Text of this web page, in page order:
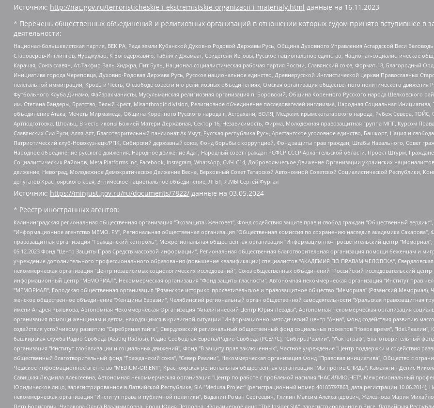
Источник: http://nac.gov.ru/terroristicheskie-i-ekstremistskie-organizacii-i-materialy.html данные на 16.11.2023
* Перечень общественных объединений и религиозных организаций в отношении которых судом принято вступившее в
деятельности:
Национал-большевистская партия, ВЕК РА, Рада земли Кубанской Духовно Родовой Державы Русь, Община Духовного Управления Асгардской Веси
Староверов-Инглингов, Нурджулар, К Богодержавию, Таблиги Джамаат, Свидетели Иеговы, Русское национальное единство, Национал-социалистическое
Карачая, Союз славян, Ат-Такфир Валь-Хиджра, Пит Буль, Национал-социалистическая рабочая партия России, Славянский союз, Формат-18, Благородный
Инициатива города Череповца, Духовно-Родовая Держава Русь, Русское национальное единство, Древнерусской Инглистической церкви Православных
нелегальной иммиграции, Кровь и Честь, О свободе совести и о религиозных объединениях, Омская организация общественного политического движения
Футбольного Клуба Динамо, Файзрахманисты, Мусульманская религиозная организация п. Боровский, Община Коренного Русского народа Щелковского
им. Степана Бандеры, Братство, Белый Крест, Misanthropic division, Религиозное объединение последователей инглиизма, Народная Социальная
объединение Атака, Мечеть Мирмамеда, Община Коренного Русского народа г. Астрахани, ВОЛЯ, Меджлис крымскотатарского народа, Рубеж Севера, ТОЙС,
Артподготовка, Штольц, В честь иконы Божией Матери Державная, Сектор 16, Независимость, Фирма, Молодежная правозащитная группа МПГ, Курсом
Славянских Сил Руси, Алля-Аят, Благотворительный пансионат Ак Умут, Русская республика Русь, Арестантское уголовное единство, Башкорт, Нация и
Патриотический клуб-Новокузнецк/РПК, Сибирский державный союз, Фонд борьбы с коррупцией, Фонд защиты прав граждан, Штабы Навального, Совет
Народное объединение русского движения, Народное движение Адат, Народный совет граждан РСФСР СССР Архангельской области, Проект Штурм,
Социалистических Районов, Meta Platforms Inc, Facebook, Instagram, WhatsApp, СИЧ-С14, Добровольческое Движение Организации украинских
движение, Невоград, Молодежное Демократическое Движение Весна, Верховный Совет Татарской Автономной Советской Социалистической Республики,
депутатов Красноярского края, Этническое национальное объединение, ЛГБТ, Я.МЫ Сергей Фургал
Источник: https://minjust.gov.ru/ru/documents/7822/ данные на 03.05.2024
* Реестр иностранных агентов:
Калининградская региональная общественная организация "Экозащита!-Женсовет", Фонд содействия защите прав и свобод граждан "Общественный вердикт", Фонд "Институт Развития Свободы Информации", Частное учреждение "Информационное агентство МЕМО. РУ", Региональная общественная организация "Общественная комиссия по сохранению наследия академика Сахарова", Фонд поддержки свободы прессы, Санкт-Петербургская общественная правозащитная организация "Гражданский контроль", Межрегиональная общественная организация "Информационно-просветительский центр "Мемориал", Региональный Фонд "Центр Защиты Прав Средств Массовой Информации", с 05.12.2023 Фонд "Центр Защиты Прав Средств массовой информации", Региональная общественная благотворительная организация помощи беженцам и мигрантам "Гражданское содействие", Негосударственное образовательное учреждение дополнительного профессионального образования (повышение квалификации) специалистов "АКАДЕМИЯ ПО ПРАВАМ ЧЕЛОВЕКА", Свердловская региональная общественная организация "Сутяжник", Автономная некоммерческая организация "Центр независимых социологических исследований", Союз общественных объединений "Российский исследовательский центр по правам человека", Региональное общественное учреждение научно-информационный центр "МЕМОРИАЛ", Некоммерческая организация "Фонд защиты гласности", Автономная некоммерческая организация "Институт прав человека", Городская общественная организация "Екатеринбургское общество "МЕМОРИАЛ", Городская общественная организация "Рязанское историко-просветительское и правозащитное общество "Мемориал" (Рязанский Мемориал), Челябинский региональный орган общественной самодеятельности – женское общественное объединение "Женщины Евразии", Челябинский региональный орган общественной самодеятельности "Уральская правозащитная группа", Фонд содействия защите здоровья и социальной справедливости имени Андрея Рылькова, Автономная Некоммерческая Организация "Аналитический Центр Юрия Левады", Автономная некоммерческая организация социальной поддержки населения "Проект Апрель", Региональная общественная организация помощи женщинам и детям, находящимся в кризисной ситуации "Информационно-методический центр "Анна", Фонд содействия развитию массовых коммуникаций и правовому просвещению "Так-так-Так", Фонд содействия устойчивому развитию "Серебряная тайга", Свердловский региональный общественный фонд социальных проектов "Новое время", "Idel.Реалии", Кавказ.Реалии, Крым.Реалии, Телеканал Настоящее Время, Татаро-башкирская служба Радио Свобода (Azatliq Radiosi), Радио Свободная Европа/Радио Свобода (PCE/PC), "Сибирь.Реалии", "Фактограф", Благотворительный фонд помощи осужденным и их семьям, Автономная некоммерческая организация "Институт глобализации и социальных движений", Фонд "В защиту прав заключенных", Частное учреждение "Центр поддержки и содействия развитию средств массовой информации", Пензенский региональный общественный благотворительный фонд "Гражданский союз", "Север.Реалии", Некоммерческая организация Фонд "Правовая инициатива", Общество с ограниченной ответственностью "Радио Свободная Европа/Радио Свобода", Чешское информационное агентство "MEDIUM-ORIENT", Красноярская региональная общественная организация "Мы против СПИДа", Камалягин Денис Николаевич, Маркелов Сергей Евгеньевич, Пономарев Лев Александрович, Савицкая Людмила Алексеевна, Автономная некоммерческая организация "Центр по работе с проблемой насилия "НАСИЛИЮ.НЕТ", Межрегиональный профессиональный союз работников здравоохранения "Альянс врачей", Юридическое лицо, зарегистрированное в Латвийской Республике, SIA "Medusa Project" (регистрационный номер 40103797863, дата регистрации 10.06.2014), Некоммерческая организация "Фонд по борьбе с коррупцией", Автономная некоммерческая организация "Институт права и публичной политики", Баданин Роман Сергеевич, Гликин Максим Александрович, Железнова Мария Михайловна, Лукьянова Юлия Сергеевна, Маетная Елизавета Витальевна, Маняхин Петр Борисович, Чуракова Ольга Владимировна, Ярош Юлия Петровна, Юридическое лицо "The Insider SIA", зарегистрированное в Риге, Латвийская Республика (дата регистрации 26.06.2015), являющееся администратором доменного имени интернет-издания "The Insider SIA", https://theins.ru, Постернак Алексей Евгеньевич, Рубин Михаил Аркадьевич, Анин Роман Александрович, Юридическое лицо Istories fonds, зарегистрированное в Латвийской Республике (регистрационный номер 50008295751, дата регистрации 24.02.2020), Великовский Дмитрий Александрович, Долинина Ирина Николаевна, Мароховская Алеся Алексеевна, Шлейнов Роман Юрьевич, Шмагун Олеся Валентиновна, Общество с ограниченной ответственностью "Альтаир 2021", Общество с ограниченной ответственностью "Вега 2021", Общество с ограниченной ответственностью "Главный редактор 2021", Общество с ограниченной ответственностью "Ромашки монолит", Важенков Артем Валерьевич, Ивановская областная общественная организация "Центр гендерных исследований", Гурман Юрий Альбертович, Медиапроект "ОВД-Инфо", Егоров Владимир Владимирович, Жилинский Владимир Александрович, Общество с ограниченной ответственностью "ЗП", Иванова София Юрьевна, Карезина Инна Павловна, Кильтау Екатерина Викторовна, Петров Алексей Викторович, Пискунов Сергей Евгеньевич, Смирнов Сергей Сергеевич, Тихонов Михаил Сергеевич, Общество с ограниченной ответственностью "ЖУРНАЛИСТ-ИНОСТРАННЫЙ АГЕНТ", Арапова Галина Юрьевна, Вольтская Татьяна Анатольевна, Американская компания "Mason G.E.S. Anonymous Foundation" (США), являющаяся владельцем интернет-издания https://mnews.world/, Компания "Stichting Bellingcat", зарегистрированная в Нидерландах (дата регистрации 11.07.2018), Захаров Андрей Вячеславович, Клепиковская Екатерина Дмитриевна, Общество с ограниченной ответственностью "МЕМО", Перл Роман Александрович, Симонов Евгений Алексеевич, Соловьева Елена Анатольевна, Сотников Даниил Владимирович, Сурначева Елизавета Дмитриевна, Автономная некоммерческая организация по защите прав человека и информированию населения "Якутия – Наше Мнение", Общество с ограниченной ответственностью "Москоу диджитал медиа", с 26.01.2023 Общество с ограниченной ответственностью "Чайка Белые сады", Ветошкина Валерия Валерьевна, Заговора Максим Александрович, Межрегиональное общественное движение "Российская ЛГБТ - сеть", Оленичев Максим Владимирович, Павлов Иван Юрьевич, Скворцова Елена Сергеевна, Общество с ограниченной ответственностью "Как бы инагент", Кочетков Игорь Викторович, Общество с ограниченной ответственностью "Честные выборы", Еланчик Олег Александрович, Общество с ограниченной ответственностью "Нобелевский призыв", Гималова Регина Эмилевна, Григорьев Андрей Валерьевич, Григорьева Алина Александровна, Ассоциация по содействию защите прав призывников, альтернативнослужащих и военнослужащих "Правозащитная группа "Гражданин.Армия.Право", Хисамова Регина Фаритовна,